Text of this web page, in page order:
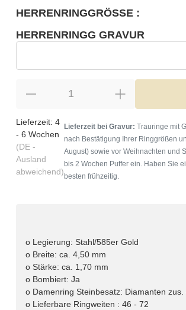
HERRENRINGGRÖSSE :
HERRENRINGG GRAVUR
Lieferzeit: 4
- 6 Wochen
(DE -
Ausland
abweichend)
Lieferzeit bei Gravur: Trauringe mit
nach Bestätigung Ihrer Ringgrößen
August) sowie vor Weihnachten und
bis 2 Wochen Puffer ein. Haben Sie
besten frühzeitig.
o Legierung: Stahl/585er Gold
o Breite: ca. 4,50 mm
o Stärke: ca. 1,70 mm
o Bombiert: Ja
o Damenring Steinbesatz: Diamanten
o Lieferbare Ringweiten : 46 - 72